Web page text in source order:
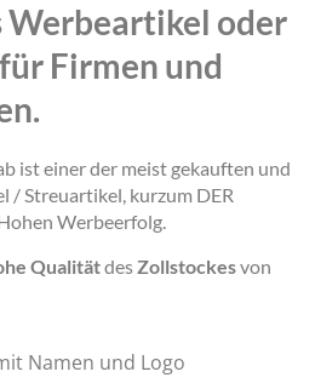
Werbeartikel oder
Firmen und
ist einer der meist gekauften und
/ Streuartikel, kurzum DER
Werbeerfolg.
Qualitätdes Zollstockesvon
Namen und Logo